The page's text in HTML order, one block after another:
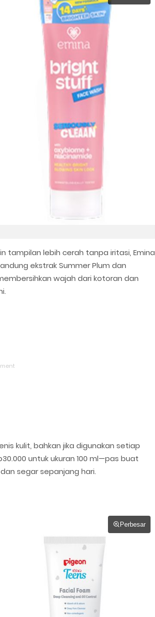
tampilan lebih cerah tanpa iritasi, Emina
ekstrak Summer Plum dan
wajah dari kotoran dan
kulit, bahkan jika digunakan setiap
untuk ukuran 100 ml—pas buat
segar sepanjang hari.
Perbesar